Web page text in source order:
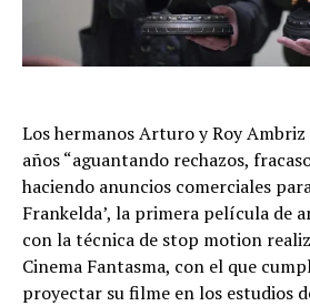
Los hermanos Arturo y Roy
años “aguantando rechazos,
haciendo anuncios comerciales
Frankelda’, la primera película de
con la técnica de stop motion
Cinema Fantasma, con el que
proyectar su filme en los estudios